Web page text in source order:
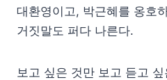
대환영이고, 박근혜를 옹호
거짓말도 퍼다 나른다.
보고 싶은 것만 보고 듣고